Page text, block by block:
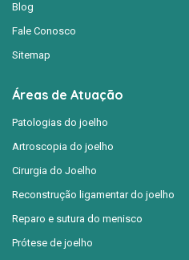
Blog
Fale Conosco
Sitemap
Áreas de Atuação
Patologias do joelho
Artroscopia do joelho
Cirurgia do Joelho
Reconstrução ligamentar do joelho
Reparo e sutura do menisco
Prótese de joelho